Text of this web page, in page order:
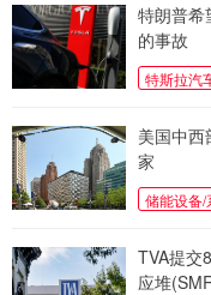
特朗普希
的事故
特斯拉汽
美国中
家
储能设备/
TVA提交
应堆